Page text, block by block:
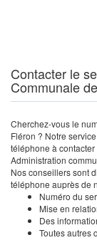
Contacter le
Communale
Cherchez-vous le
Fléron ? Notre
téléphone à
Administration
Nos conseillers sont
téléphone auprès de
Numéro du
Mise en
Des
Toutes autres